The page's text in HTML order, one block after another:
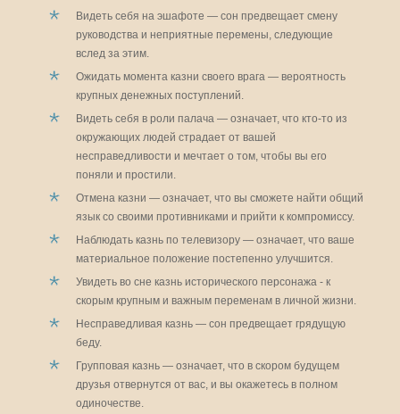
Видеть себя на эшафоте — сон предвещает смену
руководства и неприятные перемены, следующие
вслед за этим.
Ожидать момента казни своего врага — вероятность
крупных денежных поступлений.
Видеть себя в роли палача — означает, что кто-то из
окружающих людей страдает от вашей
несправедливости и мечтает о том, чтобы вы его
поняли и простили.
Отмена казни — означает, что вы сможете найти общий
язык со своими противниками и прийти к компромиссу.
Наблюдать казнь по телевизору — означает, что ваше
материальное положение постепенно улучшится.
Увидеть во сне казнь исторического персонажа - к
скорым крупным и важным переменам в личной жизни.
Несправедливая казнь — сон предвещает грядущую
беду.
Групповая казнь — означает, что в скором будущем
друзья отвернутся от вас, и вы окажетесь в полном
одиночестве.